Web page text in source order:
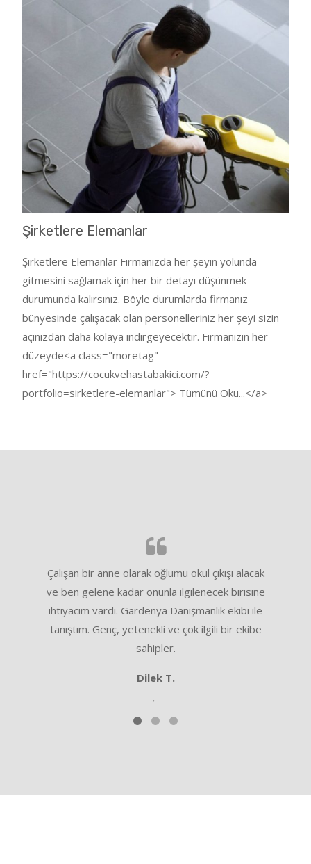
Şirketlere Elemanlar
Şirketlere Elemanlar Firmanızda her şeyin yolunda
gitmesini sağlamak için her bir detayı düşünmek
durumunda kalırsınız. Böyle durumlarda firmanız
bünyesinde çalışacak olan personelleriniz her şeyi sizin
açınızdan daha kolaya indirgeyecektir. Firmanızın her
düzeyde<a class="moretag"
href="https://cocukvehastabakici.com/?
portfolio=sirketlere-elemanlar"> Tümünü Oku...</a>
Çalışan bir anne olarak oğlumu okul çıkışı alacak
ve ben gelene kadar onunla ilgilenecek birisine
ihtiyacım vardı. Gardenya Danışmanlık ekibi ile
tanıştım. Genç, yetenekli ve çok ilgili bir ekibe
sahipler.
Dilek T.
,